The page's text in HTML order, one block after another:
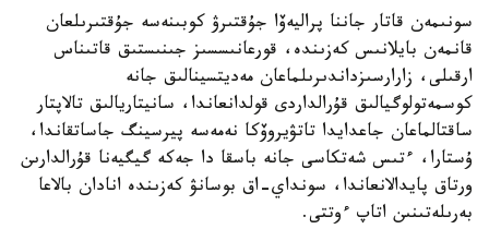
سونىمەن قاتار جاننا پراليەۆا جۇقتىرۋ كوبىنەسە جۇقتىرىلعان
قانمەن بايلانىس كەزىندە، قورعانىسسىز جىنىستىق قاتىناس
ارقىلى، زارارسىزداندىرىلماعان مەديتسينالىق جانە
كوسمەتولوگيالىق قۇرالداردى قولدانعاندا، سانيتاريالىق تالاپتار
ساقتالماعان جاعدايدا تاتۋيروۆكا نەمەسە پيرسينگ جاساتقاندا،
ۇستارا، ءتىس شەتكاسى جانە باسقا دا جەكە گيگيەنا قۇرالدارىن
ورتاق پايدالانعاندا، سونداي-اق بوسانۋ كەزىندە انادان بالاعا
بەرىلەتىنىن اتاپ ءوتتى.